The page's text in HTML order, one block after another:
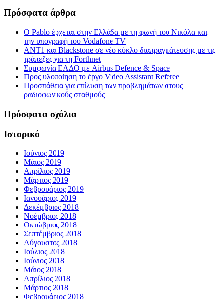
Πρόσφατα άρθρα
Ο Pablo έρχεται στην Ελλάδα με τη φωνή του Νικόλα και
την υπογραφή του Vodafone TV
ΑΝΤ1 και Blackstone σε νέο κύκλο διαπραγμάτευσης με τις
τράπεζες για τη Forthnet
Συμφωνία ΕΛΔΟ με Airbus Defence & Space
Προς υλοποίηση το έργο Video Assistant Referee
Προσπάθεια για επίλυση των προβλημάτων στους
ραδιοφωνικούς σταθμούς
Πρόσφατα σχόλια
Ιστορικό
Ιούνιος 2019
Μάιος 2019
Απρίλιος 2019
Μάρτιος 2019
Φεβρουάριος 2019
Ιανουάριος 2019
Δεκέμβριος 2018
Νοέμβριος 2018
Οκτώβριος 2018
Σεπτέμβριος 2018
Αύγουστος 2018
Ιούλιος 2018
Ιούνιος 2018
Μάιος 2018
Απρίλιος 2018
Μάρτιος 2018
Φεβρουάριος 2018